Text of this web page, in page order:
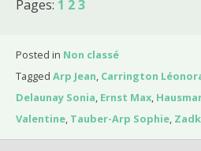
e
s
d
’
Pages: 1 23
Posted in Non classé
Tagged Arp Jean, Carrington
Delaunay Sonia, Ernst Max,
Valentine, Tauber-Arp Sophie,